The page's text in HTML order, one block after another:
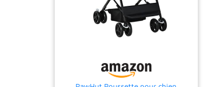
conçue avec des
fenêtres sur tous les
côtés, à l'exception
du châssis et du
respirer l'air frais et
de profiter de la